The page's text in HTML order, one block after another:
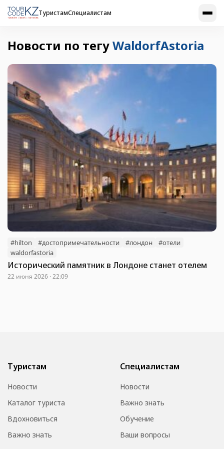
ТуристамСпециалистам
Новости по тегуWaldorfAstoria
#hilton #достопримечательности #лондон
#отели
waldorfastoria
Исторический памятник в Лондоне станет отелем
22 июня 2026 · 22:09
Туристам
Новости
Каталог туриста
Вдохновиться
Важно знать
Специалистам
Новости
Важно знать
Обучение
Ваши вопросы